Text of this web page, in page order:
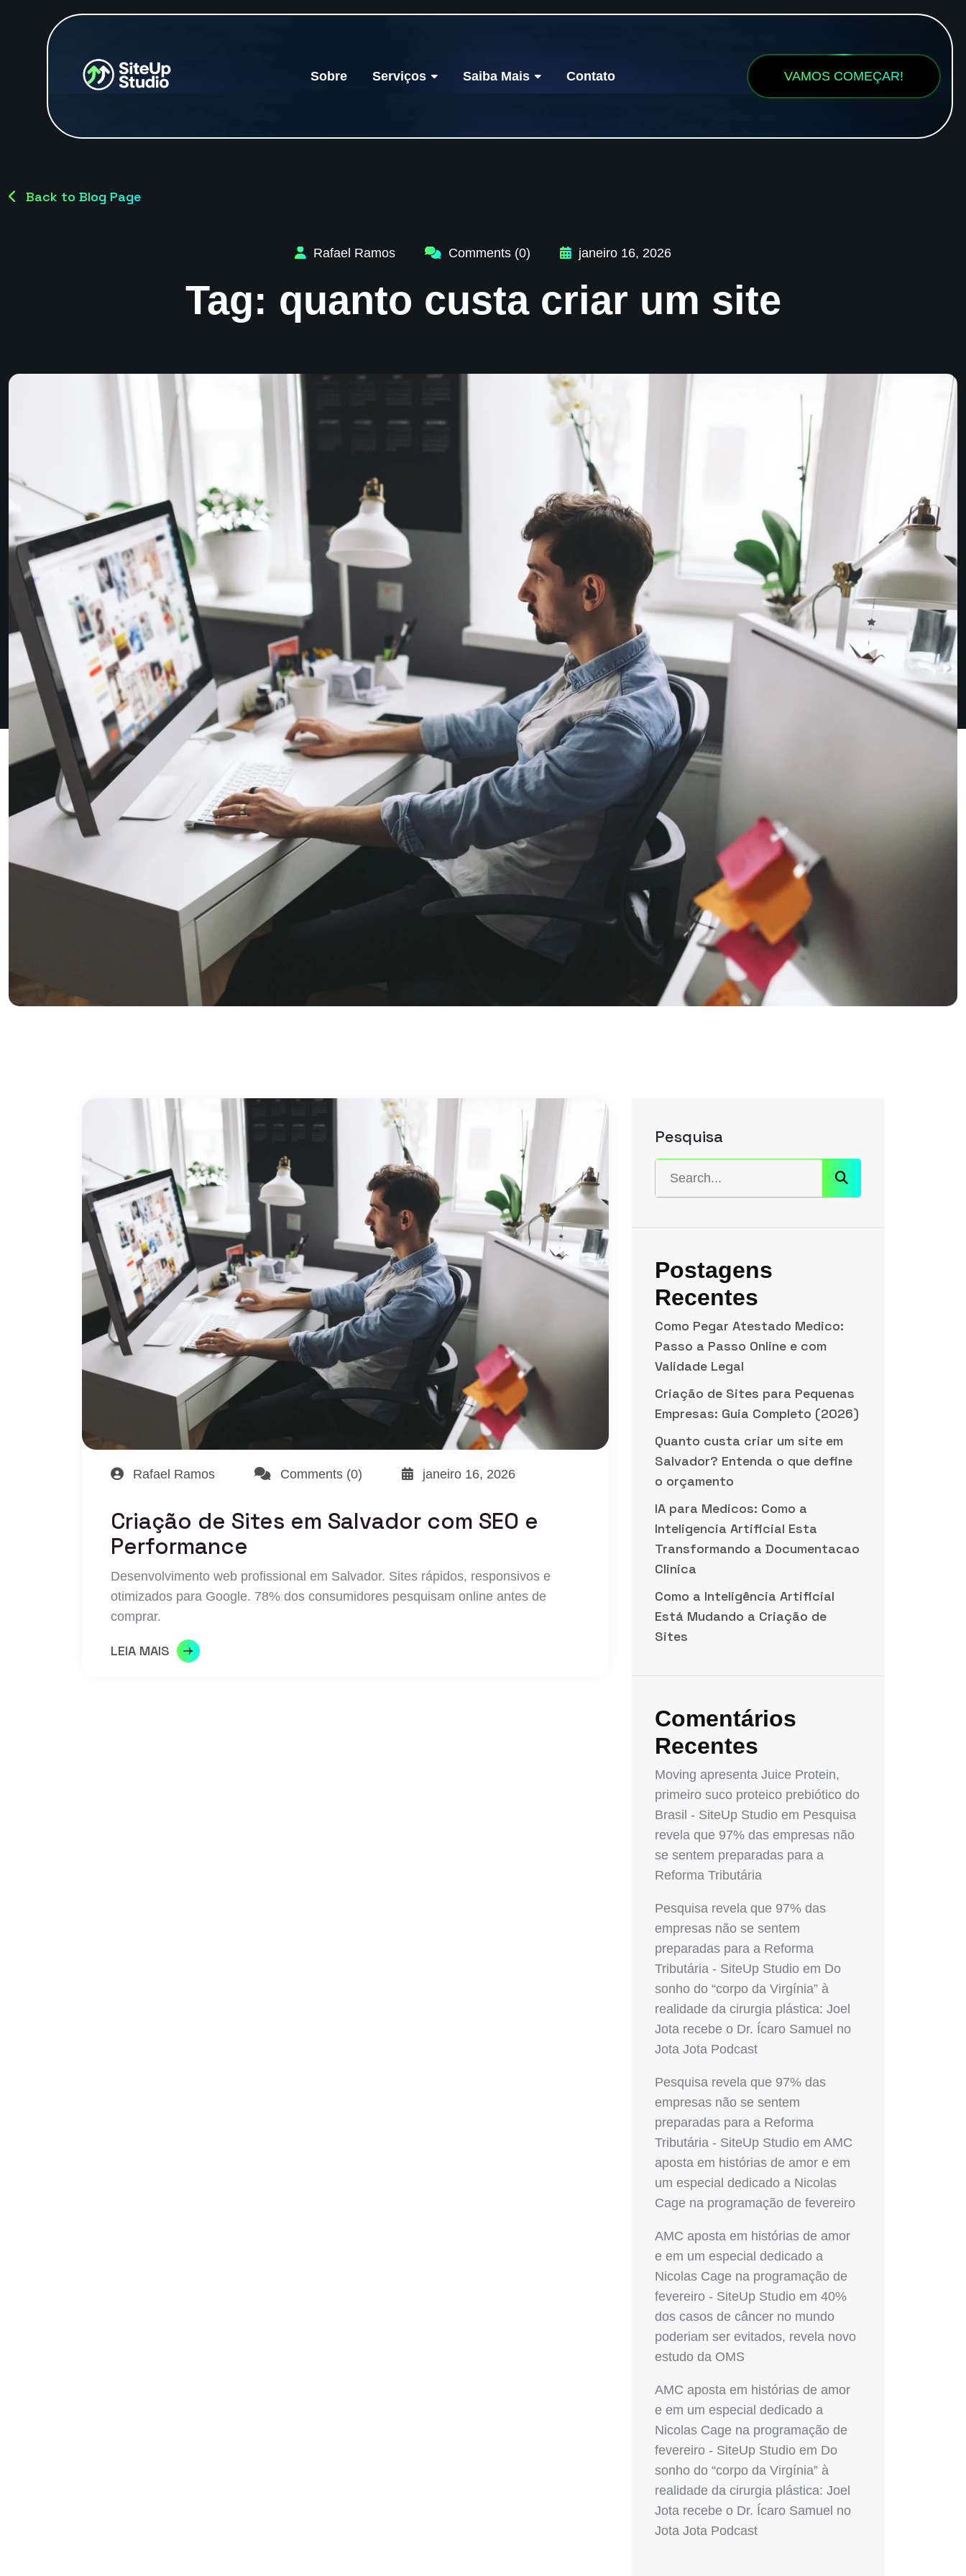
Sobre Serviços Saiba Mais Contato VAMOS COMEÇAR!
Back to Blog Page
Rafael Ramos Comments (0) janeiro 16, 2026
Tag: quanto custa criar um site
Rafael Ramos Comments (0) janeiro 16, 2026
Criação de Sites em Salvador com SEO e
Performance
Desenvolvimento web profissional em Salvador. Sites rápidos, responsivos e
otimizados para Google. 78% dos consumidores pesquisam online antes de
comprar.
LEIA MAIS
Pesquisa
Postagens
Recentes
Como Pegar Atestado Medico:
Passo a Passo Online e com
Validade Legal
Criação de Sites para Pequenas
Empresas: Guia Completo (2026)
Quanto custa criar um site em
Salvador? Entenda o que define
o orçamento
IA para Medicos: Como a
Inteligencia Artificial Esta
Transformando a Documentacao
Clinica
Como a Inteligência Artificial
Está Mudando a Criação de
Sites
Comentários
Recentes
Moving apresenta Juice Protein,
primeiro suco proteico prebiótico do
Brasil - SiteUp Studio em Pesquisa
revela que 97% das empresas não
se sentem preparadas para a
Reforma Tributária
Pesquisa revela que 97% das
empresas não se sentem
preparadas para a Reforma
Tributária - SiteUp Studio em Do
sonho do “corpo da Virgínia” à
realidade da cirurgia plástica: Joel
Jota recebe o Dr. Ícaro Samuel no
Jota Jota Podcast
Pesquisa revela que 97% das
empresas não se sentem
preparadas para a Reforma
Tributária - SiteUp Studio emAMC
aposta em histórias de amor e em
um especial dedicado a Nicolas
Cage na programação de fevereiro
AMC aposta em histórias de amor
e em um especial dedicado a
Nicolas Cage na programação de
fevereiro - SiteUp Studio em40%
dos casos de câncer no mundo
poderiam ser evitados, revela novo
estudo da OMS
AMC aposta em histórias de amor
e em um especial dedicado a
Nicolas Cage na programação de
fevereiro - SiteUp Studio em Do
sonho do “corpo da Virgínia” à
realidade da cirurgia plástica: Joel
Jota recebe o Dr. Ícaro Samuel no
Jota Jota Podcast